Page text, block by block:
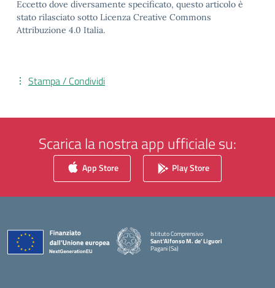
Eccetto dove diversamente specificato, questo articolo è
stato rilasciato sotto Licenza Creative Commons
Attribuzione 4.0 Italia.
Stampa / Condividi
Scarica la nostra app ufficiale su:
App Store Play Store
Istituto Comprensivo
Sant'Alfonso M. de' Liguori
Pagani (Sa)
— Visita la pagina iniziale della scuola